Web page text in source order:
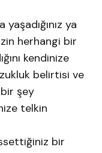
ya
herhangi bir
kendinize
belirtisi ve
şey
telkin
bir